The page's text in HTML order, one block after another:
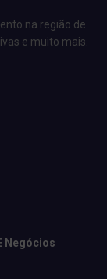
na região de
e muito mais.
Negócios